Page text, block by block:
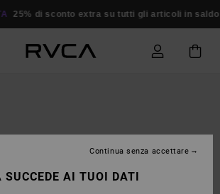
di sconto extra su tutti gli articoli in saldo
SUCCEDE AI TUOI DATI
Continua senza accettare